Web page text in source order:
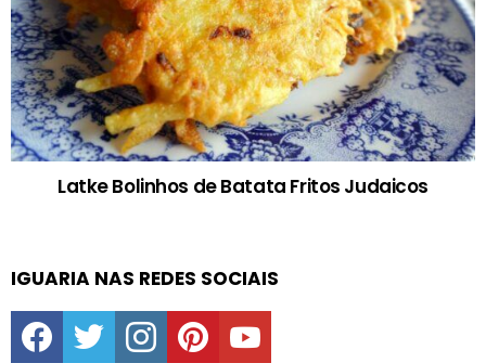
Latke Bolinhos de Batata Fritos Judaicos
IGUARIA NAS REDES SOCIAIS
facebooktwitter instagrampinterestyoutube